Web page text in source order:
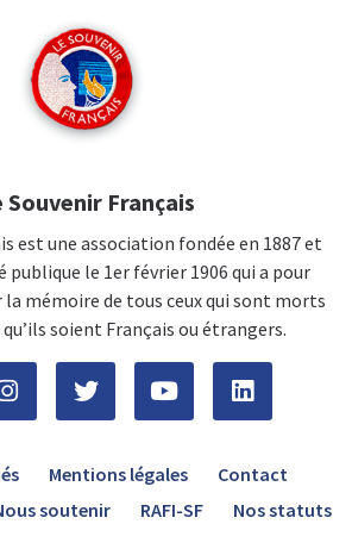
Souvenir Français
est une association fondée en 1887 et
publique le 1er février 1906 qui a pour
mémoire de tous ceux qui sont morts
soient Français ou étrangers.
Mentions légales
Contact
soutenir RAFI-SF Nos statuts